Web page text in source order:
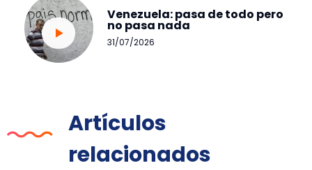
Venezuela: pasa de todo pero
no pasa nada
31/07/2026
Artículos
relacionados